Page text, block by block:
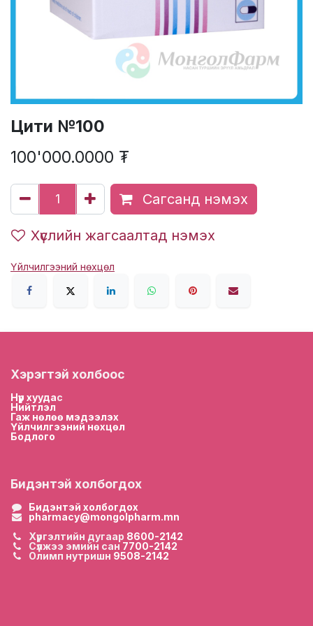
Цити №100
100'000.0000 ₮
Сагсанд нэмэх
Хүслийн жагсаалтад нэмэх
Үйлчилгээний нөхцөл
Хэрэгтэй холбоос
Нүүр хуудас
Нийтлэл
Гаж нөлөө мэдээлэх
Үйлчилгээний нөхцөл
Бодлого
Бидэнтэй холбогдох
Бидэнтэй холбогдох
pharmacy@mongolpharm.mn
Хүргэлтийн дугаар 8600-2142
Сүлжээ эмийн сан 7700-2142
Олимп нутришн 9508-2142